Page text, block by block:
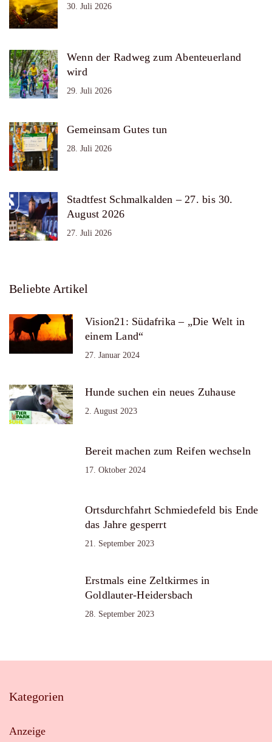
30. Juli 2026
Wenn der Radweg zum Abenteuerland
wird
29. Juli 2026
Gemeinsam Gutes tun
28. Juli 2026
Stadtfest Schmalkalden – 27. bis 30.
August 2026
27. Juli 2026
Beliebte Artikel
Vision21: Südafrika – „Die Welt in
einem Land“
27. Januar 2024
Hunde suchen ein neues Zuhause
2. August 2023
Bereit machen zum Reifen wechseln
17. Oktober 2024
Ortsdurchfahrt Schmiedefeld bis Ende
das Jahre gesperrt
21. September 2023
Erstmals eine Zeltkirmes in
Goldlauter-Heidersbach
28. September 2023
Kategorien
Anzeige